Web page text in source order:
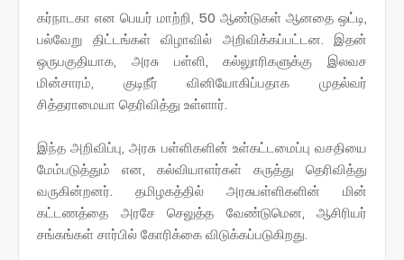
கர்நாடகா என பெயர் மாற்றி, 50 ஆண்டுகள் ஆனதை ஒட்டி,
பல்வேறு திட்டங்கள் விழாவில் அறிவிக்கப்பட்டன. இதன்
ஒருபகுதியாக, அரசு பள்ளி, கல்லுாரிகளுக்கு இலவச
மின்சாரம், குடிநீர் வினியோகிப்பதாக முதல்வர்
சித்தராமையா தெரிவித்து உள்ளார்.
இந்த அறிவிப்பு, அரசு பள்ளிகளின் உள்கட்டமைப்பு வசதியை
மேம்படுத்தும் என, கல்வியாளர்கள் கருத்து தெரிவித்து
வருகின்றனர். தமிழகத்தில் அரசுபள்ளிகளின் மின்
கட்டணத்தை அரசே செலுத்த வேண்டுமென, ஆசிரியர்
சங்கங்கள் சார்பில் கோரிக்கை விடுக்கப்படுகிறது.